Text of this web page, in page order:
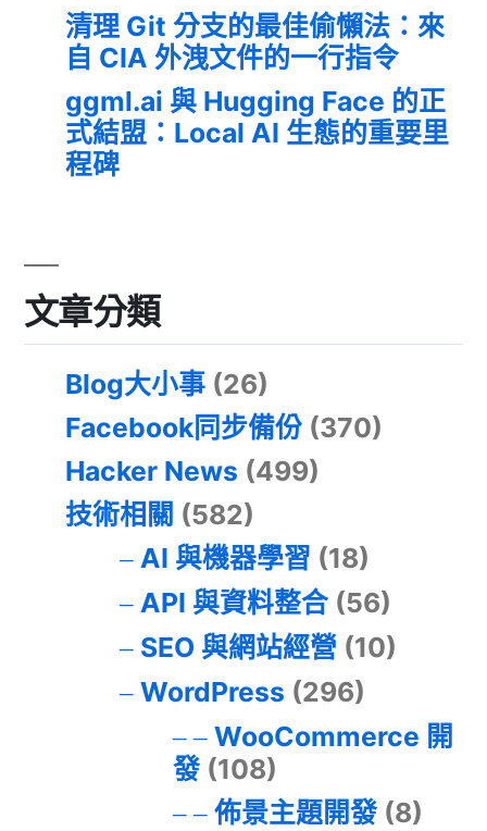
清理 Git 分支的最佳偷懶法：來
自 CIA 外洩文件的一行指令
ggml.ai 與 Hugging Face 的正
式結盟：Local AI 生態的重要里
程碑
文章分類
Blog大小事 (26)
Facebook同步備份 (370)
Hacker News (499)
技術相關 (582)
AI 與機器學習 (18)
API 與資料整合(56)
SEO 與網站經營 (10)
WordPress (296)
WooCommerce 開
發(108)
佈景主題開發(8)